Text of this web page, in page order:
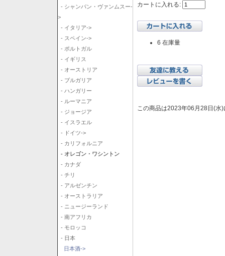
- シャンパン・ヴァンムスー-
>
- イタリア->
- スペイン->
- ポルトガル
- イギリス
- オーストリア
- ブルガリア
- ハンガリー
- ルーマニア
- ジョージア
- イスラエル
- ドイツ->
- カリフォルニア
- オレゴン・ワシントン
- カナダ
- チリ
- アルゼンチン
- オーストラリア
- ニュージーランド
- 南アフリカ
- モロッコ
- 日本
日本酒->
カートに入れる:
6 在庫量
この商品は2023年06月28日(水